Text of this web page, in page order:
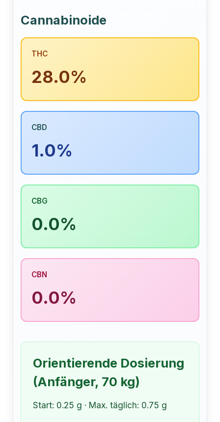
Cannabinoide
THC
28.0%
CBD
1.0%
CBG
0.0%
CBN
0.0%
Orientierende Dosierung
(Anfänger, 70 kg)
Start: 0.25 g · Max. täglich: 0.75 g